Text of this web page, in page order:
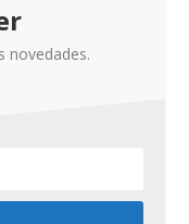
novedades.